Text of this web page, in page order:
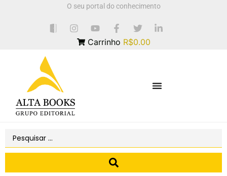
O seu portal do conhecimento
Carrinho R$0.00